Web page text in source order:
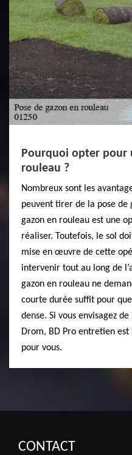
Pourquoi opter pour
rouleau ?
Nombreux sont les
peuvent tirer de la pose de
gazon en rouleau est une
réaliser. Toutefois, le sol
mise en œuvre de cette
intervenir tout au long de
gazon en rouleau ne
courte durée suffit pour
dense. Si vous envisagez
Drom, BD Pro entretien
pour vous.
CONTACT